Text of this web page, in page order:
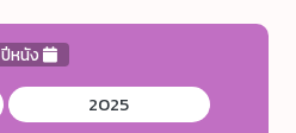
ปีหนัง
2025